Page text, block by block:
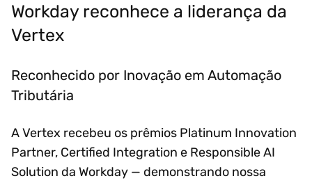
Workday reconhece a liderança da
Vertex
Reconhecido por Inovação em Automação
Tributária
A Vertex recebeu os prêmios Platinum Innovation
Partner, Certified Integration e Responsible AI
Solution da Workday — demonstrando nossa